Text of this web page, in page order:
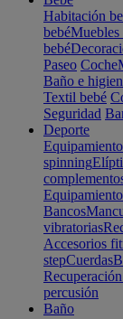
Habitación
bebéMuebles
bebé
Paseo Coche
Baño e
Textil bebé
Seguridad
Deporte
spinning
Bancos
vibratorias
Accesorios
stepCuerdas
percusión
Baño